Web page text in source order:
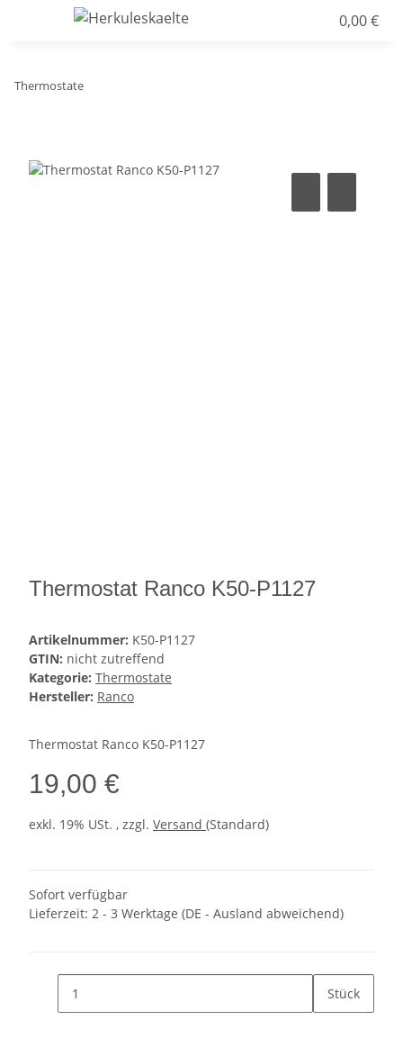
0,00 €
Thermostate
Thermostat Ranco K50-P1127
Artikelnummer: K50-P1127
GTIN: nicht zutreffend
Kategorie: Thermostate
Hersteller: Ranco
Thermostat Ranco K50-P1127
19,00 €
exkl. 19% USt. , zzgl. Versand (Standard)
Sofort verfügbar
Lieferzeit: 2 - 3 Werktage (DE - Ausland abweichend)
Stück